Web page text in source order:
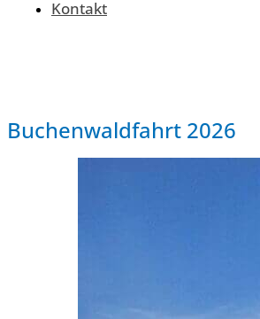
Kontakt
Buchenwaldfahrt 2026